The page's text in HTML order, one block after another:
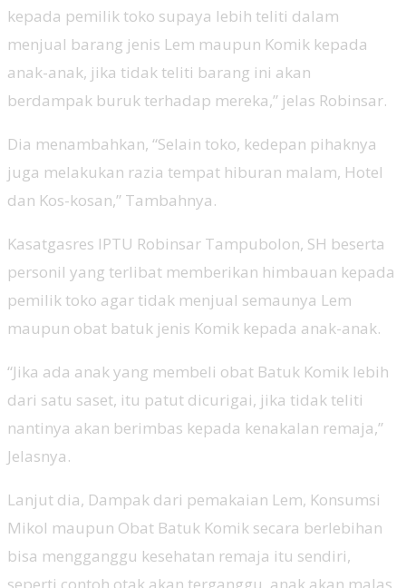
kepada pemilik toko supaya lebih teliti dalam
menjual barang jenis Lem maupun Komik kepada
anak-anak, jika tidak teliti barang ini akan
berdampak buruk terhadap mereka,” jelas Robinsar.
Dia menambahkan, “Selain toko, kedepan pihaknya
juga melakukan razia tempat hiburan malam, Hotel
dan Kos-kosan,” Tambahnya.
Kasatgasres IPTU Robinsar Tampubolon, SH beserta
personil yang terlibat memberikan himbauan kepada
pemilik toko agar tidak menjual semaunya Lem
maupun obat batuk jenis Komik kepada anak-anak.
“Jika ada anak yang membeli obat Batuk Komik lebih
dari satu saset, itu patut dicurigai, jika tidak teliti
nantinya akan berimbas kepada kenakalan remaja,”
Jelasnya.
Lanjut dia, Dampak dari pemakaian Lem, Konsumsi
Mikol maupun Obat Batuk Komik secara berlebihan
bisa mengganggu kesehatan remaja itu sendiri,
seperti contoh otak akan terganggu, anak akan malas